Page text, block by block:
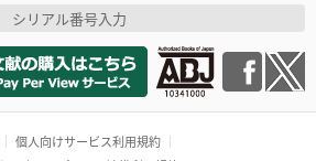
シリアル番号入力
個人向けサービス利用規約